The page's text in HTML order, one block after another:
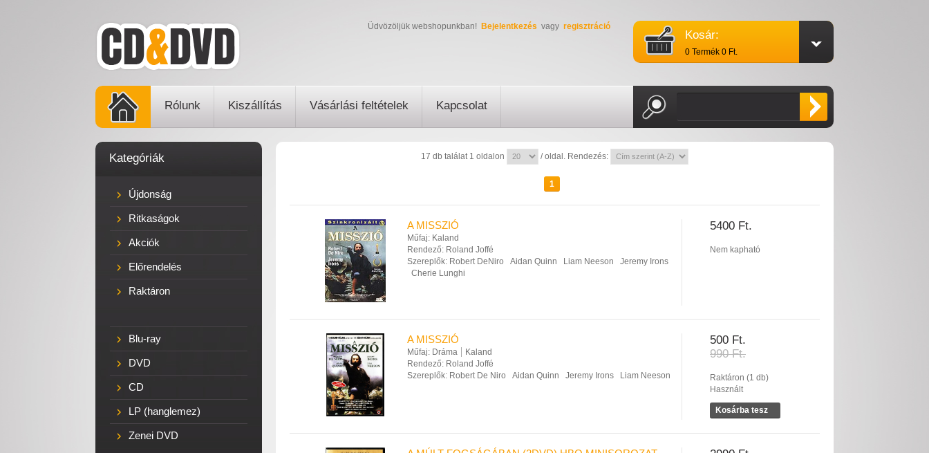
Kosár:
0 Termék 0 Ft.
Üdvözöljük webshopunkban! Bejelentkezés vagy regisztráció
Rólunk Kiszállítás Vásárlási feltételek Kapcsolat
Kategóriák
Újdonság
Ritkaságok
Akciók
Előrendelés
Raktáron
Blu-ray
DVD
CD
LP (hanglemez)
Zenei DVD
17 db találat 1 oldalon / oldal. Rendezés:
1
5400 Ft.
Nem kapható
A MISSZIÓ
Műfaj: Kaland
Rendező: Roland Joffé
Szereplők: Robert DeNiro Aidan Quinn Liam Neeson
Jeremy Irons
Cherie Lunghi
500 Ft.
990 Ft.
Raktáron (1 db)
Használt
Kosárba tesz
A MISSZIÓ
Műfaj: Dráma
Kaland
Rendező: Roland Joffé
Szereplők: Robert De Niro Aidan Quinn Jeremy Irons Liam Neeson